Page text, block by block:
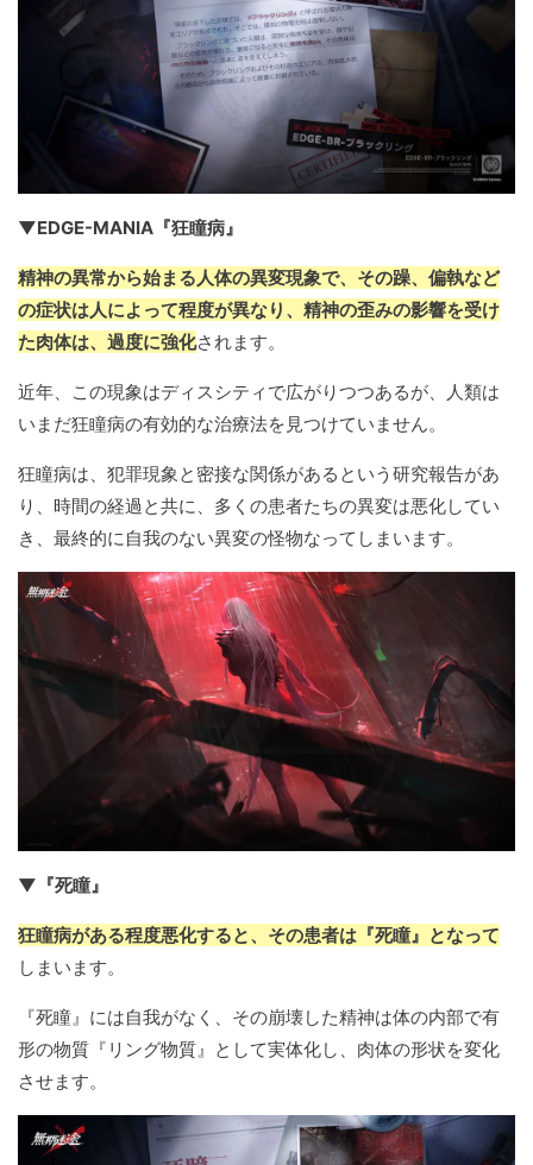
▼EDGE-MANIA『狂瞳病』
精神の異常から始まる人体の異変現象で、その躁、偏執など
の症状は人によって程度が異なり、精神の歪みの影響を受け
た肉体は、過度に強化されます。
近年、この現象はディスシティで広がりつつあるが、人類は
いまだ狂瞳病の有効的な治療法を見つけていません。
狂瞳病は、犯罪現象と密接な関係があるという研究報告があ
り、時間の経過と共に、多くの患者たちの異変は悪化してい
き、最終的に自我のない異変の怪物なってしまいます。
▼『死瞳』
狂瞳病がある程度悪化すると、その患者は『死瞳』となって
しまいます。
『死瞳』には自我がなく、その崩壊した精神は体の内部で有
形の物質『リング物質』として実体化し、肉体の形状を変化
させます。